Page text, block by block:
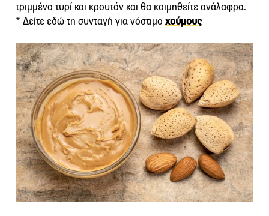
τριμμένο τυρί και κρουτόν και θα κοιμηθείτε ανάλαφρα.
* Δείτε εδώ τη συνταγή για νόστιμο χούμους